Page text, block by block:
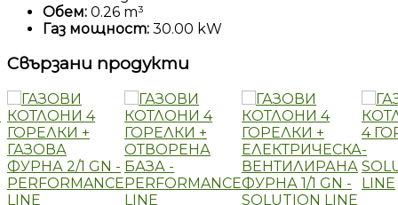
Обем: 0.26 m³
Газ мощност: 30.00 kW
Свързани продукти